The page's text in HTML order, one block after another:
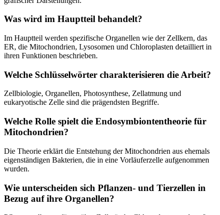
Was wird im Hauptteil behandelt?
Im Hauptteil werden spezifische Organellen wie der Zellkern, das
ER, die Mitochondrien, Lysosomen und Chloroplasten detailliert in
ihren Funktionen beschrieben.
Welche Schlüsselwörter charakterisieren die Arbeit?
Zellbiologie, Organellen, Photosynthese, Zellatmung und
eukaryotische Zelle sind die prägendsten Begriffe.
Welche Rolle spielt die Endosymbiontentheorie für
Mitochondrien?
Die Theorie erklärt die Entstehung der Mitochondrien aus ehemals
eigenständigen Bakterien, die in eine Vorläuferzelle aufgenommen
wurden.
Wie unterscheiden sich Pflanzen- und Tierzellen in
Bezug auf ihre Organellen?